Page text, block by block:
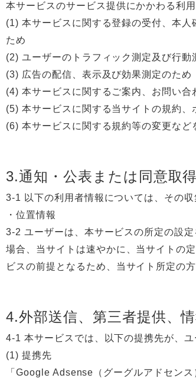
本サービスのサービス提供にかかわる利
(1) 本サービスに関する登録の受付、本
ため
(2) ユーザーのトラフィック測定及び行動
(3) 広告の配信、表示及び効果測定のため
(4) 本サービスに関するご案内、お問い合
(5) 本サービスに関する当サイトの規約
(6) 本サービスに関する規約等の変更など
3.通知・公表または同意取
3-1 以下の利用者情報については、その
・位置情報
3-2 ユーザーは、本サービスの所定の設
場合、当サイトは速やかに、当サイトの
ビスの前提となるため、当サイト所定の
4.外部送信、第三者提供、
4-1 本サービスでは、以下の提携先が、
(1) 提携先
「Google Adsense（グーグルアドセンス